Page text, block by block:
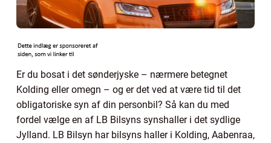
Er du bosat i det sønderjyske – nærmere betegnet
Kolding eller omegn – og er det ved at være tid til det
obligatoriske syn af din personbil? Så kan du med
fordel vælge en af LB Bilsyns synshaller i det sydlige
Jylland. LB Bilsyn har bilsyns haller i Kolding, Aabenraa,